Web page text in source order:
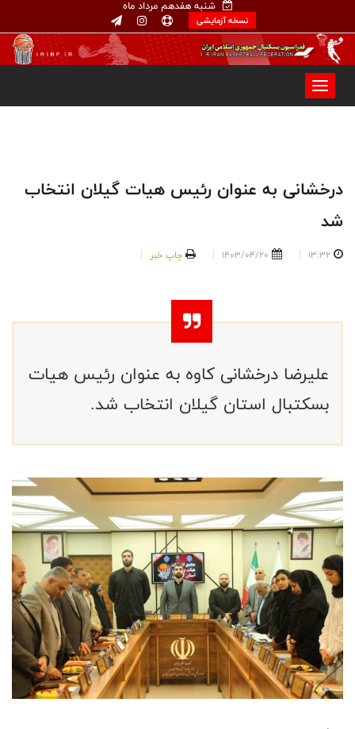
شنبه هفدهم مرداد ماه
نسخه آزمایشی
درخشانی به عنوان رئیس هیات گیلان انتخاب
شد
13:32
1403/04/20 چاپ خبر
علیرضا درخشانی کاوه به عنوان رئیس هیات
بسکتبال استان گیلان انتخاب شد.